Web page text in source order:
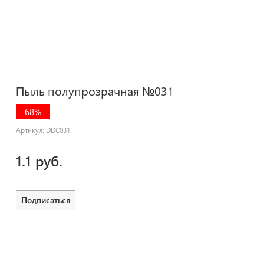
Пыль полупрозрачная №031
68%
Артикул: DDC031
1.1 руб.
Подписаться